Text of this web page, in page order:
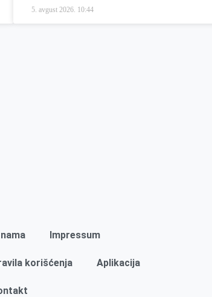
5. avgust 2026. 10:44
Impressum
korišćenja Aplikacija